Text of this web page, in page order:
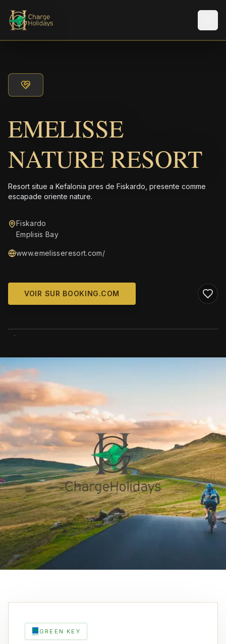
EMELISSE
NATURE RESORT
Resort situe a Kefalonia pres de Fiskardo, presente comme
escapade oriente nature.
Fiskardo
Emplisis Bay
www.emelisseresort.com/
VOIR SUR BOOKING.COM
GREEN KEY